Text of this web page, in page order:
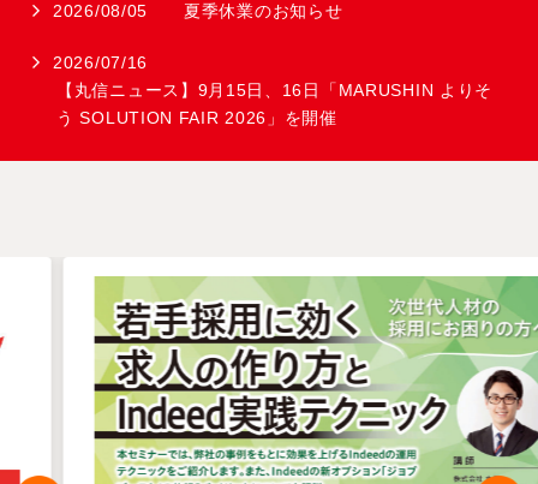
2026/08/05 夏季休業のお知らせ
2026/07/16
【丸信ニュース】9月15日、16日「MARUSHIN よりそ
う SOLUTION FAIR 2026」を開催